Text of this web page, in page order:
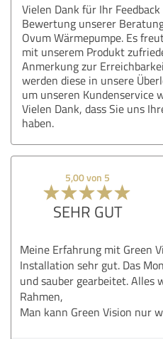
Vielen Dank für Ihr
Bewertung unserer
Ovum Wärmepumpe. Es
mit unserem Produkt
Anmerkung zur
werden diese in unsere
um unseren Kundenservice
Vielen Dank, dass Sie uns
haben.
5,00 von 5
SEHR GUT
Meine Erfahrung mit Green
Installation sehr gut. Das
und sauber gearbeitet. Alles
Rahmen,
Man kann Green Vision nur